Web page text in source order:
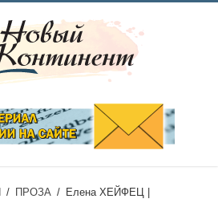
/ ПРОЗА / Елена ХЕЙФЕЦ |